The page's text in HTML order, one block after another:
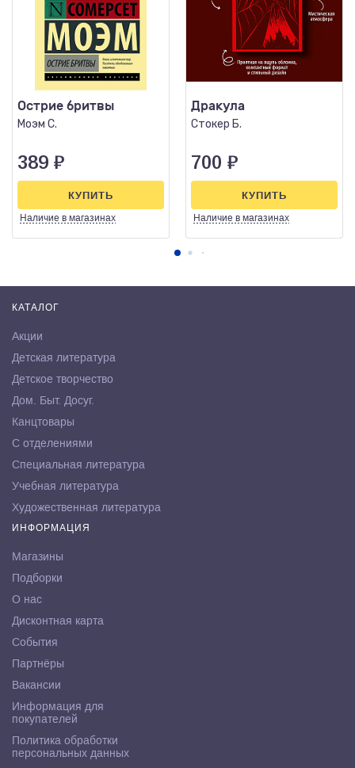
Острие бритвы
Моэм С.
389 ₽
Наличие в магазинах
КУПИТЬ
Дракула
Стокер Б.
700 ₽
Наличие в магазинах
КУПИТЬ
КАТАЛОГ
Акции
Детская литература
Детское творчество
Дом. Быт. Досуг.
Канцтовары
С отделениями
Специальная литература
Учебная литература
Художественная литература
ИНФОРМАЦИЯ
Магазины
Подборки
О нас
Дисконтная карта
События
Партнёры
Вакансии
Информация для
покупателей
Политика обработки
персональных данных